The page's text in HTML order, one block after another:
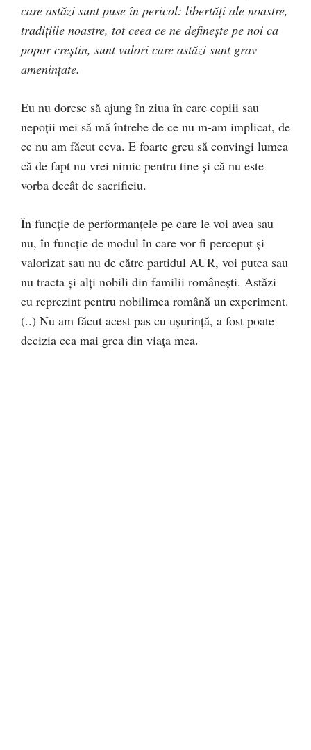
care astăzi sunt puse în pericol: libertăți ale noastre,
tradițiile noastre, tot ceea ce ne definește pe noi ca
popor creștin, sunt valori care astăzi sunt grav
amenințate.
Eu nu doresc să ajung în ziua în care copiii sau
nepoții mei să mă întrebe de ce nu m-am implicat, de
ce nu am făcut ceva. E foarte greu să convingi lumea
că de fapt nu vrei nimic pentru tine și că nu este
vorba decât de sacrificiu.
În funcție de performanțele pe care le voi avea sau
nu, în funcție de modul în care vor fi perceput și
valorizat sau nu de către partidul AUR, voi putea sau
nu tracta și alți nobili din familii românești. Astăzi
eu reprezint pentru nobilimea română un experiment.
(..) Nu am făcut acest pas cu ușurință, a fost poate
decizia cea mai grea din viața mea.